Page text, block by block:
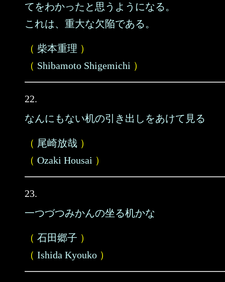
てをわかったと思うようになる。
これは、重大な欠陥である。
（ 柴本重理 ）
（ Shibamoto Shigemichi ）
22.
なんにもない机の引き出しをあけて見る
（ 尾崎放哉 ）
（ Ozaki Housai ）
23.
一つづつみかんの坐る机かな
（ 石田郷子 ）
（ Ishida Kyouko ）